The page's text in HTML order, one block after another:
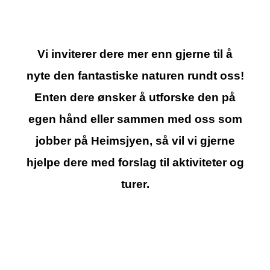
Vi inviterer dere mer enn gjerne til å
nyte den fantastiske naturen rundt oss!
Enten dere ønsker å utforske den på
egen hånd eller sammen med oss som
jobber på Heimsjyen, så vil vi gjerne
hjelpe dere med forslag til aktiviteter og
turer.